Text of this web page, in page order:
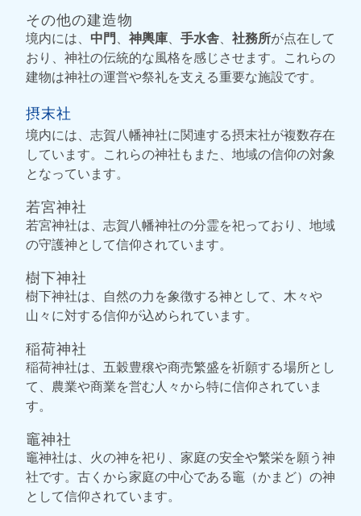
その他の建造物
境内には、 中門、 神輿庫、 手水舎、 社務所が点在して
おり、神社の伝統的な風格を感じさせます。これらの
建物は神社の運営や祭礼を支える重要な施設です。
摂末社
境内には、志賀八幡神社に関連する摂末社が複数存在
しています。これらの神社もまた、地域の信仰の対象
となっています。
若宮神社
若宮神社は、志賀八幡神社の分霊を祀っており、地域
の守護神として信仰されています。
樹下神社
樹下神社は、自然の力を象徴する神として、木々や
山々に対する信仰が込められています。
稲荷神社
稲荷神社は、五穀豊穣や商売繁盛を祈願する場所とし
て、農業や商業を営む人々から特に信仰されていま
す。
竈神社
竈神社は、火の神を祀り、家庭の安全や繁栄を願う神
社です。古くから家庭の中心である竈（かまど）の神
として信仰されています。